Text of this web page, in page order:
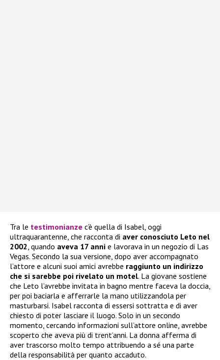
Tra le testimonianze c’è quella di Isabel, oggi
ultraquarantenne, che racconta di aver conosciuto Leto nel
2002 , quando aveva 17 anni e lavorava in un negozio di Las
Vegas. Secondo la sua versione, dopo aver accompagnato
l’attore e alcuni suoi amici avrebbe raggiunto un indirizzo
che si sarebbe poi rivelato un motel. La giovane sostiene
che Leto l’avrebbe invitata in bagno mentre faceva la doccia,
per poi baciarla e afferrarle la mano utilizzandola per
masturbarsi. Isabel racconta di essersi sottratta e di aver
chiesto di poter lasciare il luogo. Solo in un secondo
momento, cercando informazioni sull’attore online, avrebbe
scoperto che aveva più di trent’anni. La donna afferma di
aver trascorso molto tempo attribuendo a sé una parte
della responsabilità per quanto accaduto.